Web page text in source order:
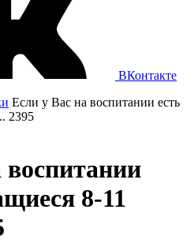
ВКонтакте
Если у Вас на воспитании есть
2395
8-11